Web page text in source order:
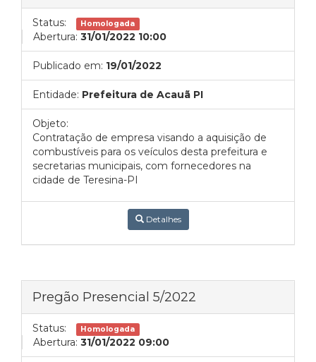
Status: Homologada
Abertura: 31/01/2022 10:00
Publicado em: 19/01/2022
Entidade: Prefeitura de Acauã PI
Objeto:
Contratação de empresa visando a aquisição de
combustíveis para os veículos desta prefeitura e
secretarias municipais, com fornecedores na
cidade de Teresina-PI
Detalhes
Pregão Presencial 5/2022
Status: Homologada
Abertura: 31/01/2022 09:00